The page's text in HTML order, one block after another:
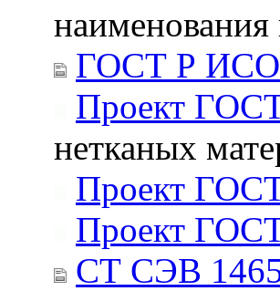
наименования
ГОСТ Р ИСО
Проект
нетканых
Проект
Проект
СТ СЭВ